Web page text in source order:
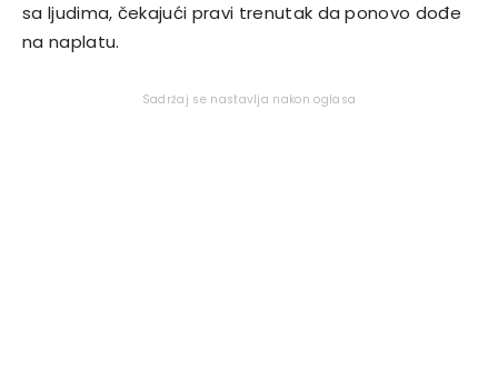
sa ljudima, čekajući pravi trenutak da ponovo dođe
na naplatu.
Sadržaj se nastavlja nakon oglasa